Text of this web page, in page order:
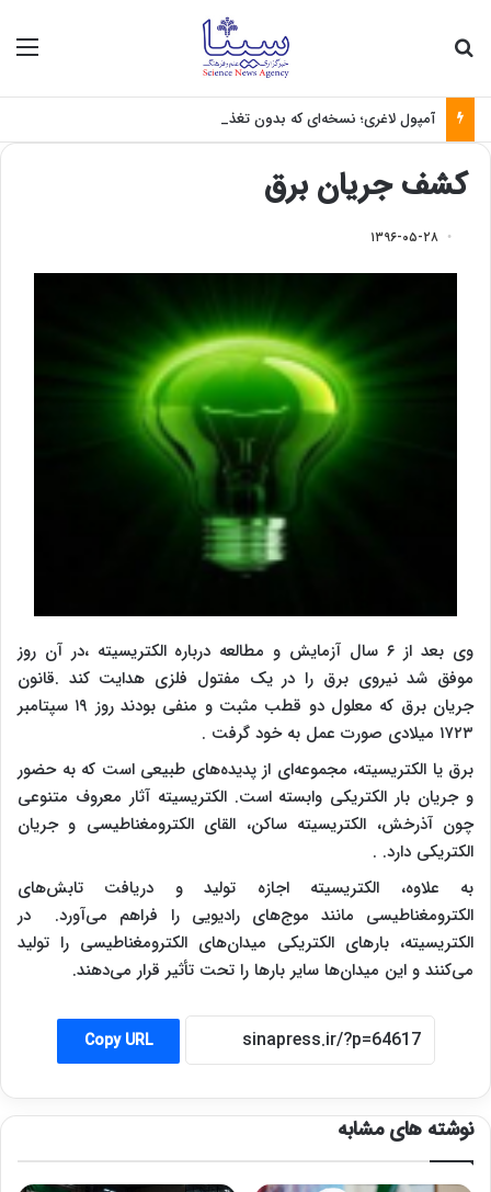
آمپول لاغری؛ نسخه‌ای که بدون تغذیه خطرناک می‌شود
کشف جریان برق
۱۳۹۶-۰۵-۲۸
وی بعد از ۶ سال آزمایش و مطالعه درباره الکتریسیته ،در آن روز
موفق شد نیروی برق را در یک مفتول فلزی هدایت کند .قانون
جریان برق که معلول دو قطب مثبت و منفی بودند روز ۱۹ سپتامبر
۱۷۲۳ میلادی صورت عمل به خود گرفت .
برق یا الکتریسیته، مجموعه‌ای از پدیده‌های طبیعی است که به حضور
و جریان بار الکتریکی وابسته است. الکتریسیته آثار معروف متنوعی
چون آذرخش، الکتریسیته ساکن، القای الکترومغناطیسی و جریان
الکتریکی دارد. .
به علاوه، الکتریسیته اجازه تولید و دریافت تابش‌های
الکترومغناطیسی مانند موج‌های رادیویی را فراهم می‌آورد. در
الکتریسیته، بارهای الکتریکی میدان‌های الکترومغناطیسی را تولید
می‌کنند و این میدان‌ها سایر بارها را تحت تأثیر قرار می‌دهند.
Copy URL
نوشته های مشابه